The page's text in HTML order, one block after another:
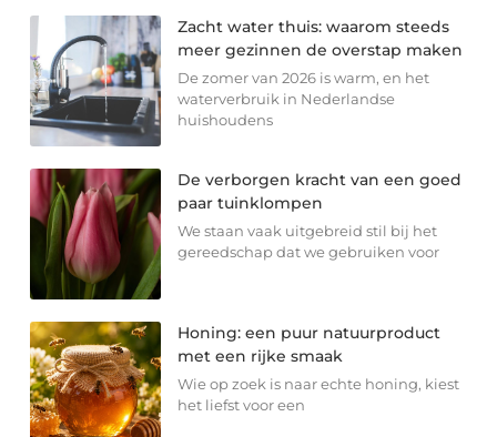
Zacht water thuis: waarom steeds
meer gezinnen de overstap maken
De zomer van 2026 is warm, en het
waterverbruik in Nederlandse
huishoudens
De verborgen kracht van een goed
paar tuinklompen
We staan vaak uitgebreid stil bij het
gereedschap dat we gebruiken voor
Honing: een puur natuurproduct
met een rijke smaak
Wie op zoek is naar echte honing, kiest
het liefst voor een